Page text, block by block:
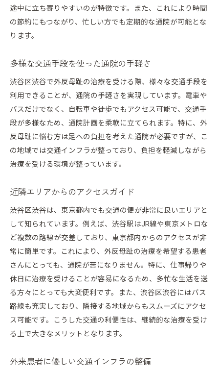
途中に立ち寄りやすいのが特徴です。また、これにより時間
の節約にもつながり、忙しい方でも定期的な通院が可能とな
ります。
多様な交通手段を使った通院の手軽さ
渋谷区渋谷で外反母趾の治療を受ける際、様々な交通手段を
利用できることが、通院の手軽さを実現しています。電車や
バスだけでなく、自転車や徒歩でもアクセス可能で、交通手
段が多様なため、通院計画を柔軟に立てられます。特に、外
反母趾に悩む方は足への負担を考えた通院が必要ですが、こ
の地域では交通インフラが整っており、負担を軽減しながら
治療を受ける環境が整っています。
近隣エリアからのアクセスガイド
渋谷区渋谷は、東京都内でも交通の便が非常に良いエリアと
して知られています。例えば、渋谷駅はJR線や東京メトロな
ど複数の路線が交差しており、東京都内からのアクセスが非
常に簡単です。これにより、外反母趾の治療を希望する患者
さんにとっても、通院が苦になりません。特に、仕事帰りや
休日に治療を受けることが容易になるため、多忙な生活を送
る方々にとっても大変便利です。また、渋谷区渋谷にはバス
路線も充実しており、隣接する地域からもスムーズにアクセ
ス可能です。こうした交通の利便性は、継続的な治療を受け
る上で大きなメリットとなります。
外来患者に優しい交通インフラの整備